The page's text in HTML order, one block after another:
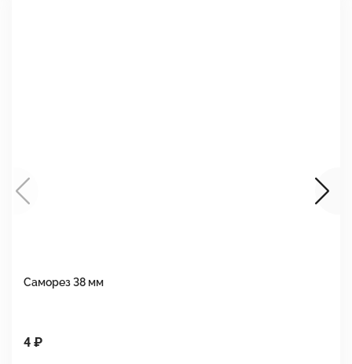
Саморез 38 мм
4 ₽